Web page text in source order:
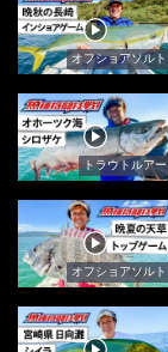
オフショアソルト
トラウトルアー
オフショアソルト